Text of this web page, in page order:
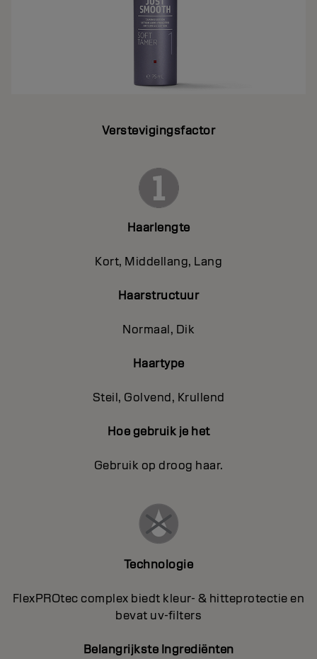
Verstevigingsfactor
Haarlengte
Kort, Middellang, Lang
Haarstructuur
Normaal, Dik
Haartype
Steil, Golvend, Krullend
Hoe gebruik je het
Gebruik op droog haar.
Technologie
FlexPROtec complex biedt kleur- & hitteprotectie en
bevat uv-filters
Belangrijkste Ingrediënten